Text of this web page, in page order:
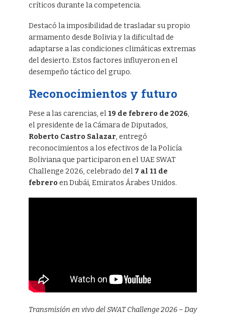
críticos durante la competencia.
Destacó la imposibilidad de trasladar su propio
armamento desde Bolivia y la dificultad de
adaptarse a las condiciones climáticas extremas
del desierto. Estos factores influyeron en el
desempeño táctico del grupo.
Reconocimientos y futuro
Pese a las carencias, el 19 de febrero de 2026,
el presidente de la Cámara de Diputados,
Roberto Castro Salazar, entregó
reconocimientos a los efectivos de la Policía
Boliviana que participaron en el UAE SWAT
Challenge 2026, celebrado del 7 al 11 de
febrero en Dubái, Emiratos Árabes Unidos.
Transmisión en vivo del SWAT Challenge 2026 – Day